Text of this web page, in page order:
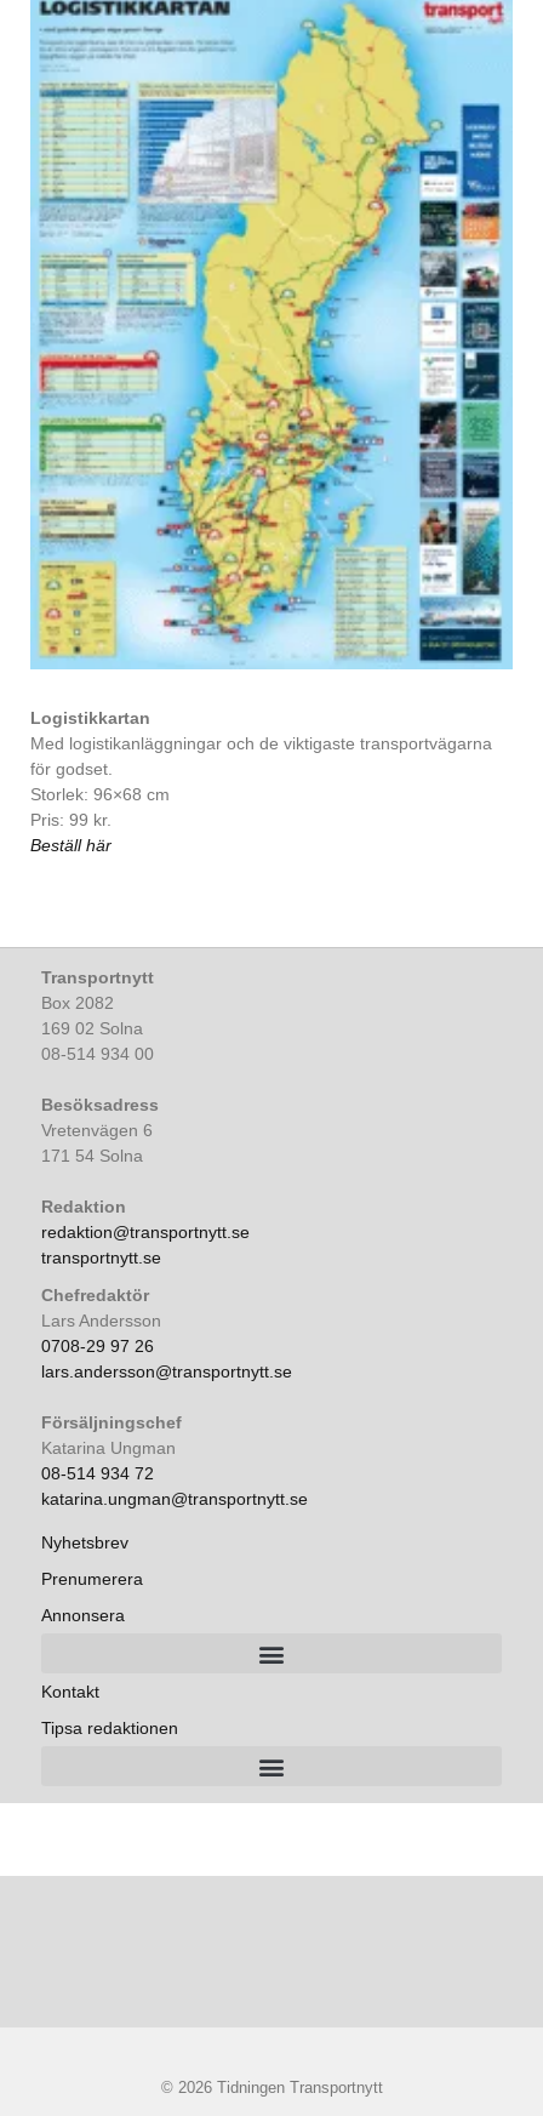
Logistikkartan
Med logistikanläggningar och de viktigaste transportvägarna
för godset.
Storlek: 96×68 cm
Pris: 99 kr.
Beställ här
Transportnytt
Box 2082
169 02 Solna
08-514 934 00
Besöksadress
Vretenvägen 6
171 54 Solna
Redaktion
redaktion@transportnytt.se
transportnytt.se
Chefredaktör
Lars Andersson
0708-29 97 26
lars.andersson@transportnytt.se
Försäljningschef
Katarina Ungman
08-514 934 72
katarina.ungman@transportnytt.se
Nyhetsbrev
Prenumerera
Annonsera
Kontakt
Tipsa redaktionen
© 2026 Tidningen Transportnytt